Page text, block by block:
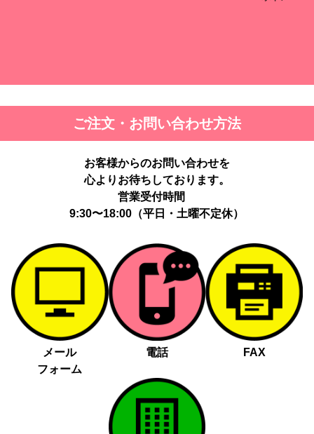
ご注文・お問い合わせ方法
お客様からのお問い合わせを
心よりお待ちしております。
営業受付時間
9:30〜18:00（平日・土曜不定休）
メール
フォーム
電話 FAX